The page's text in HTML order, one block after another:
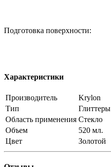
Подготовка поверхности:
Характеристики
Производитель
Krylon
Тип
Глиттеры
Область применения Стекло
Объем
520 мл.
Цвет
Золотой